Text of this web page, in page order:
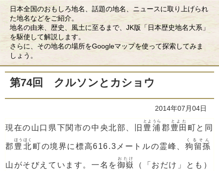
日本全国のおもしろ地名、話題の地名、ニュースに取り上げられ
た地名などをご紹介。
地名の由来、歴史、風土に至るまで、JK版「日本歴史地名大系」
を駆使して解説します。
さらに、その地名の場所をGoogleマップを使って探索してみま
しょう。
第74回 クルソンとカショウ
2014年07月04日
現在の山口県下関市の中央北部、旧 豊浦
とようら
郡 豊田
とよた
町と同
郡 豊北
ほうほく
町の境界に標高616.3メートルの霊峰、 狗留孫
くるそん
山がそびえています。一名を御嶽
おたけ
（「おだけ」とも）